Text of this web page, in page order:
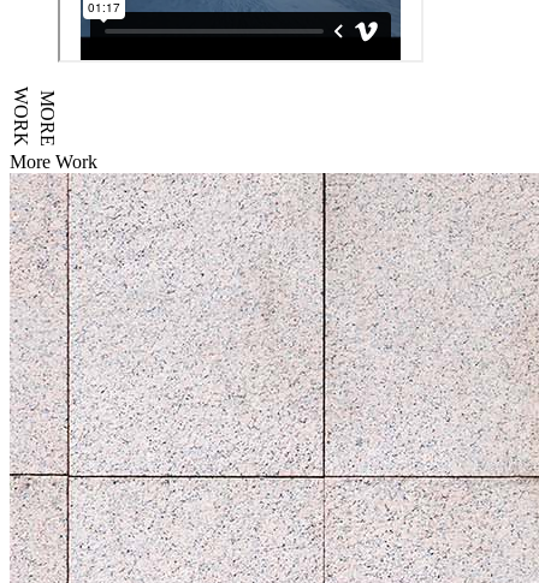
WORK MORE
More Work